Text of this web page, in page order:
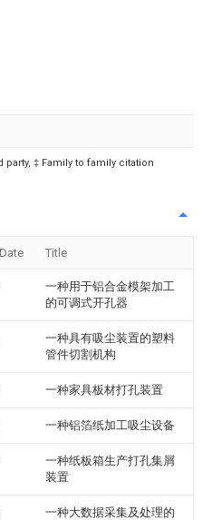
party, ‡ Family to family citation
Title
一种用于铝合金模架加工
的可调式开孔器
一种具有吸尘装置的塑料
管件切割机构
一种家具板材打孔装置
一种铝箔纸加工吸尘设备
一种纸板箱生产打孔集屑
装置
一种大数据采集及处理的